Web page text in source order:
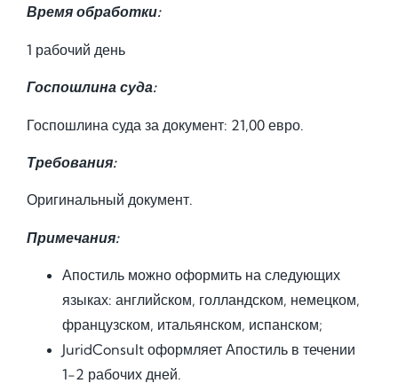
Время обработки:
1 рабочий день
Госпошлина суда:
Госпошлина суда за документ: 21,00 евро.
Требования:
Оригинальный документ.
Примечания:
Апостиль можно оформить на следующих
языках: английском, голландском, немецком,
французском, итальянском, испанском;
JuridConsult оформляет Апостиль в течении
1-2 рабочих дней.